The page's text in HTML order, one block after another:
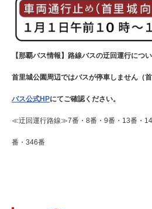
【那覇バス情報】路線バスの迂回運行につ
首里城公園周辺ではバスが停車しません（
バス公式HPにてご確認ください。
≪迂回運行路線≫7番・8番・9番・13番・14
番・346番